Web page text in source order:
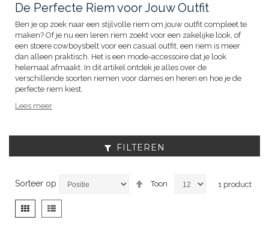
De Perfecte Riem voor Jouw Outfit
Ben je op zoek naar een stijlvolle riem om jouw outfit compleet te
maken? Of je nu een leren riem zoekt voor een zakelijke look, of
een stoere cowboysbelt voor een casual outfit, een riem is meer
dan alleen praktisch. Het is een mode-accessoire dat je look
helemaal afmaakt. In dit artikel ontdek je alles over de
verschillende soorten riemen voor dames en heren en hoe je de
perfecte riem kiest.
Lees meer
FILTEREN
Sorteer op
Van
Toon 1product
Tonen
als
Foto-
tabel
Lijst